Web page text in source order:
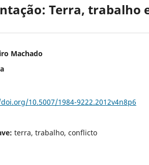
Terra, trabalho
Machado
10.5007/1984-9222.2012v4n8p6
terra, trabalho, conflicto